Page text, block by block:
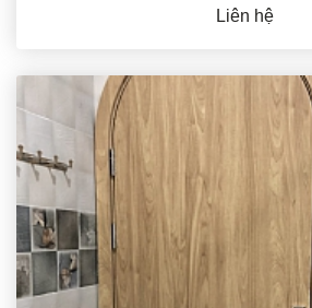
Liên hệ